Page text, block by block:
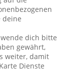
deine
dich bitte
gewährt,
weiter, damit
Dienste